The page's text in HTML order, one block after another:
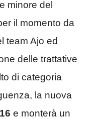
minore del
il momento da
team Ajo ed
delle trattative
di categoria
la nuova
e monterà un